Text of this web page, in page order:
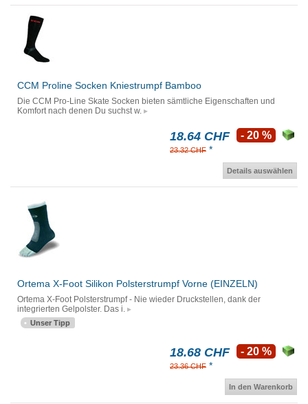
CCM Proline Socken Kniestrumpf Bamboo
Die CCM Pro-Line Skate Socken bieten sämtliche Eigenschaften und
Komfort nach denen Du suchst w.
18.64 CHF
23.32 CHF *
- 20 %
Details auswählen
Ortema X-Foot Silikon Polsterstrumpf Vorne (EINZELN)
Ortema X-Foot Polsterstrumpf - Nie wieder Druckstellen, dank der
integrierten Gelpolster. Das i.
Unser Tipp
18.68 CHF
23.36 CHF *
- 20 %
In den Warenkorb